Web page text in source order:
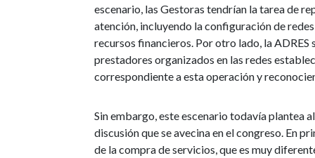
escenario, las Gestoras tendrían la tarea de
atención, incluyendo la configuración de
recursos financieros. Por otro lado, la
prestadores organizados en las redes
correspondiente a esta operación y
Sin embargo, este escenario todavía plantea
discusión que se avecina en el congreso. En
de la compra de servicios, que es muy